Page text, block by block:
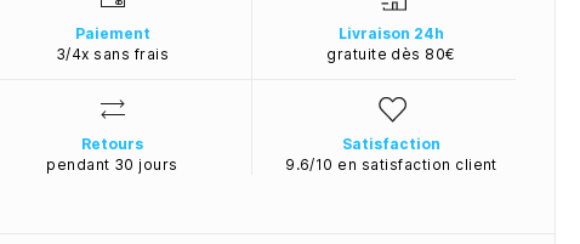
Paiement
3/4x sans frais
Livraison 24h
gratuite dès 80€
Retours
pendant 30 jours
Satisfaction
9.6/10 en satisfaction client